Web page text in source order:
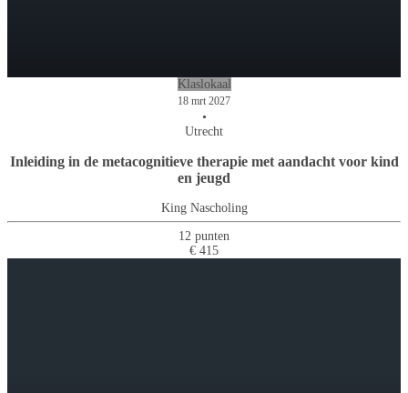
Klaslokaal
18 mrt 2027
•
Utrecht
Inleiding in de metacognitieve therapie met aandacht voor kind
en jeugd
King Nascholing
12 punten
€ 415